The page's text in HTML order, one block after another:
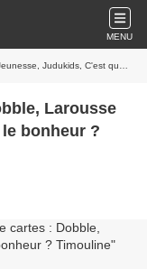
MENU
C'est quoi le bonheur ? Timouline
Larousse
bonheur ?